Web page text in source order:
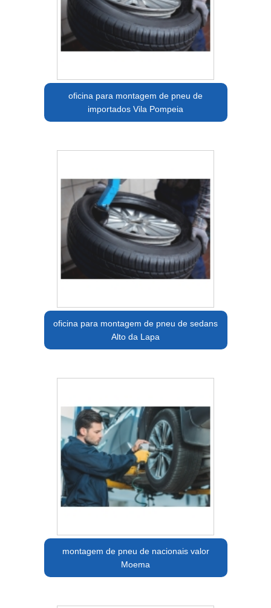
oficina para montagem de pneu de
importados Vila Pompeia
oficina para montagem de pneu de sedans
Alto da Lapa
montagem de pneu de nacionais valor
Moema